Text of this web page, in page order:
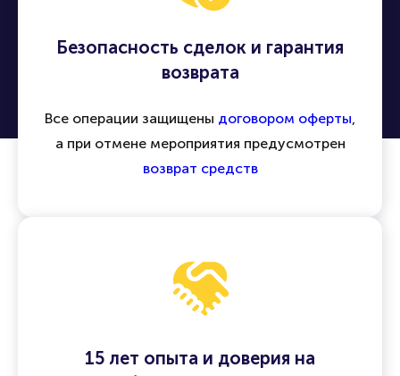
Безопасность сделок и гарантия
возврата
Все операции защищены договором оферты,
а при отмене мероприятия предусмотрен
возврат средств
15 лет опыта и доверия на